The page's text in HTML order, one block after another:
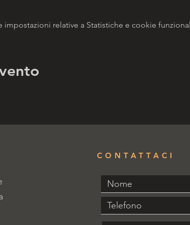
relative a Statistiche e cookie
CONTATTACI